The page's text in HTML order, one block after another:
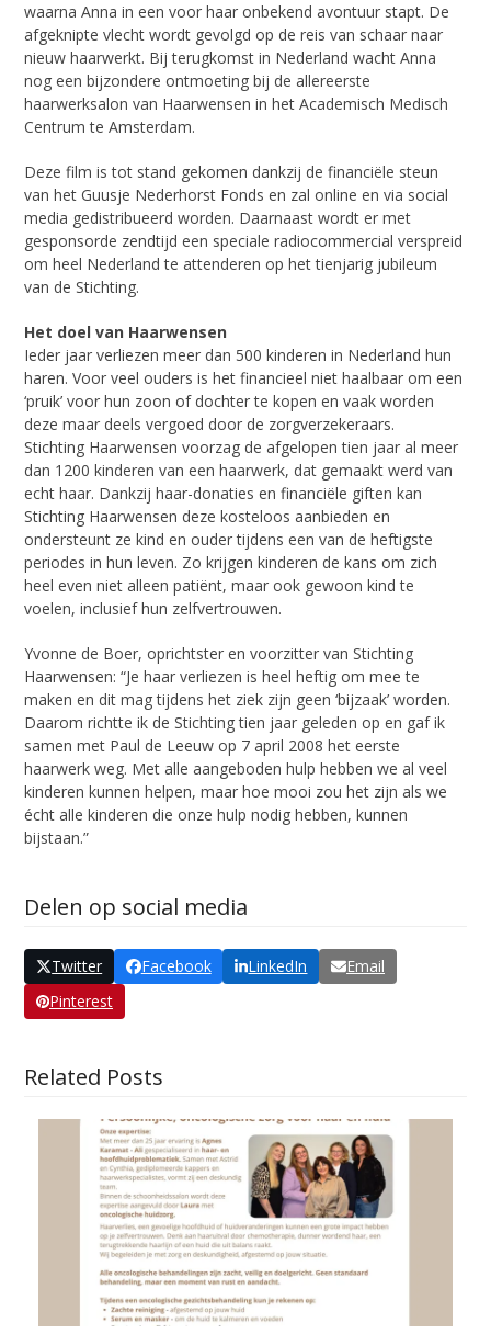
waarna Anna in een voor haar onbekend avontuur stapt. De
afgeknipte vlecht wordt gevolgd op de reis van schaar naar
nieuw haarwerkt. Bij terugkomst in Nederland wacht Anna
nog een bijzondere ontmoeting bij de allereerste
haarwerksalon van Haarwensen in het Academisch Medisch
Centrum te Amsterdam.
Deze film is tot stand gekomen dankzij de financiële steun
van het Guusje Nederhorst Fonds en zal online en via social
media gedistribueerd worden. Daarnaast wordt er met
gesponsorde zendtijd een speciale radiocommercial verspreid
om heel Nederland te attenderen op het tienjarig jubileum
van de Stichting.
Het doel van Haarwensen
Ieder jaar verliezen meer dan 500 kinderen in Nederland hun
haren. Voor veel ouders is het financieel niet haalbaar om een
‘pruik’ voor hun zoon of dochter te kopen en vaak worden
deze maar deels vergoed door de zorgverzekeraars.
Stichting Haarwensen voorzag de afgelopen tien jaar al meer
dan 1200 kinderen van een haarwerk, dat gemaakt werd van
echt haar. Dankzij haar-donaties en financiële giften kan
Stichting Haarwensen deze kosteloos aanbieden en
ondersteunt ze kind en ouder tijdens een van de heftigste
periodes in hun leven. Zo krijgen kinderen de kans om zich
heel even niet alleen patiënt, maar ook gewoon kind te
voelen, inclusief hun zelfvertrouwen.
Yvonne de Boer, oprichtster en voorzitter van Stichting
Haarwensen: “Je haar verliezen is heel heftig om mee te
maken en dit mag tijdens het ziek zijn geen ‘bijzaak’ worden.
Daarom richtte ik de Stichting tien jaar geleden op en gaf ik
samen met Paul de Leeuw op 7 april 2008 het eerste
haarwerk weg. Met alle aangeboden hulp hebben we al veel
kinderen kunnen helpen, maar hoe mooi zou het zijn als we
écht alle kinderen die onze hulp nodig hebben, kunnen
bijstaan.”
Delen op social media
Twitter Facebook LinkedIn
Email
Pinterest
Related Posts